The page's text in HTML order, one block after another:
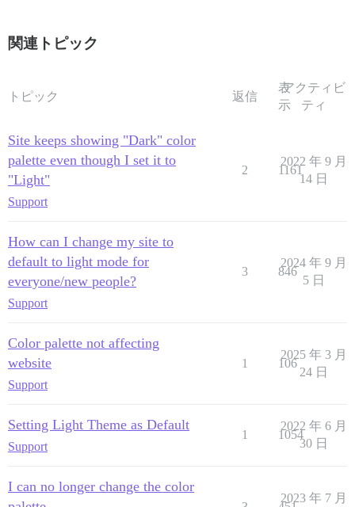
関連トピック
トピック 返信
表
示
アクティビ
ティ
Site keeps showing "Dark" color
palette even though I set it to
"Light"
Support
2 1161
2022 年 9 月
14 日
How can I change my site to
default to light mode for
everyone/new people?
Support
3 846
2024 年 9 月
5 日
Color palette not affecting
website
Support
1 106
2025 年 3 月
24 日
Setting Light Theme as Default
Support
1 1054
2022 年 6 月
30 日
I can no longer change the color
2023 年 7 月